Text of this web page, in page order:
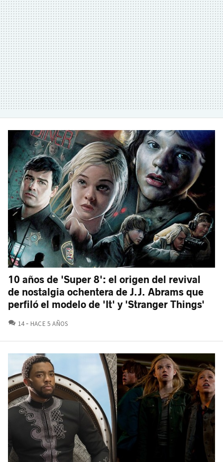
10 años de 'Super 8': el origen del revival
de nostalgia ochentera de J.J. Abrams que
perfiló el modelo de 'It' y 'Stranger Things'
14 COMENTARIOS
HACE 5 AÑOS